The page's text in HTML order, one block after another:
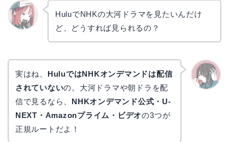
HuluでNHKの大河ドラマを見たいんだけ
ど、どうすれば見られるの？
実はね、 HuluではNHKオンデマンドは配信
されていないの。大河ドラマや朝ドラを配
信で見るなら、 NHKオンデマンド公式・U-
NEXT・Amazonプライム・ビデオの3つが
正規ルートだよ！